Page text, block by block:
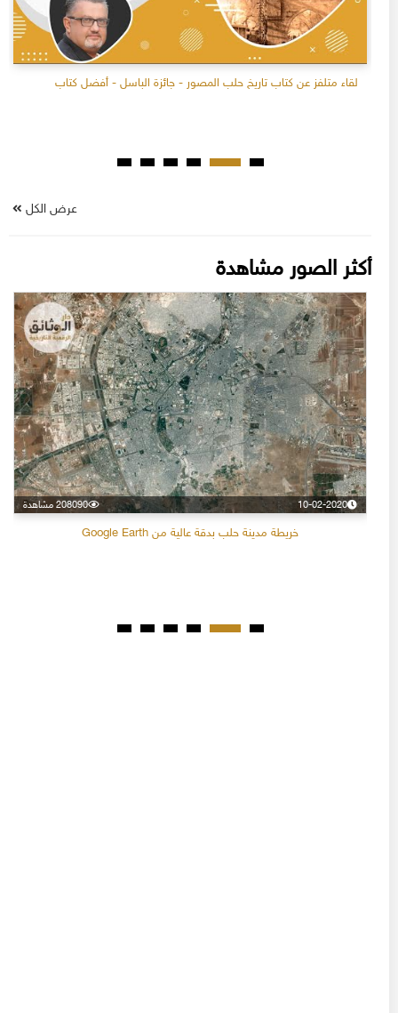
لقاء متلفز عن كتاب تاريخ حلب المصور - جائزة الباسل - أفضل كتاب
عرض الكل
أكثر الصور مشاهدة
10-02-2020 208090 مشاهدة
خريطة مدينة حلب بدقة عالية من Google Earth